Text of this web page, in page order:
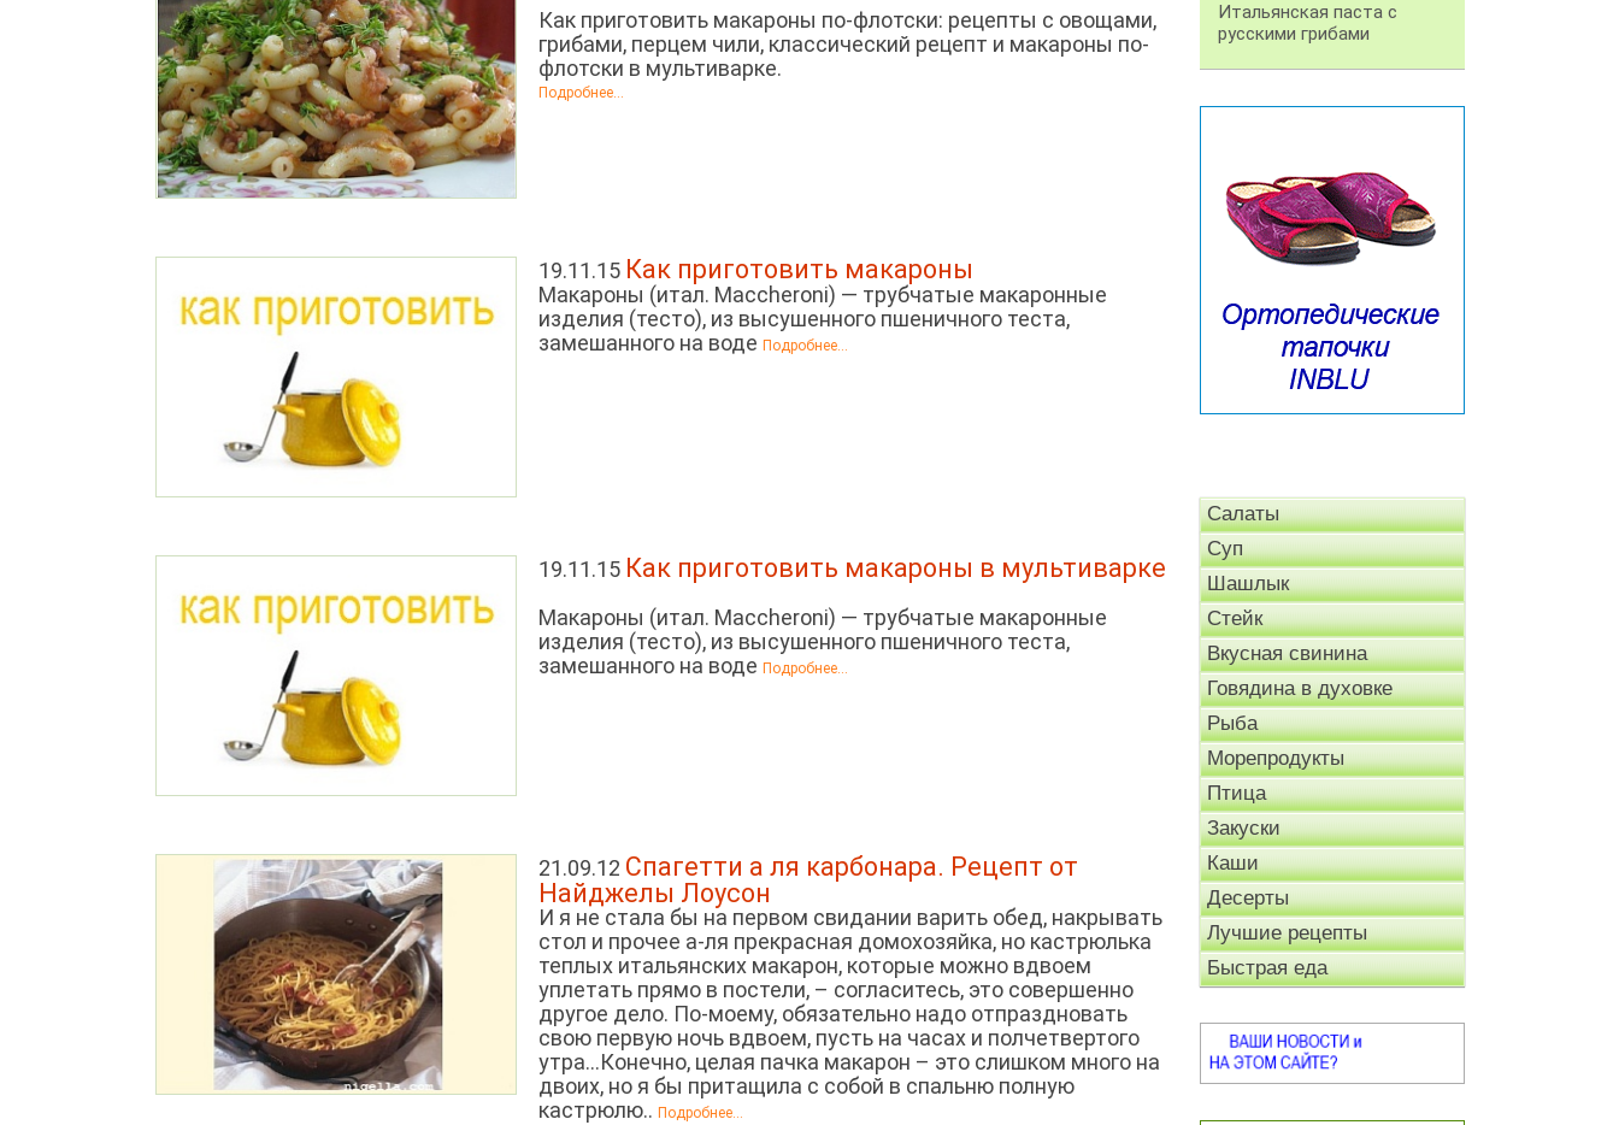
Как приготовить макароны по-флотски: рецепты с овощами,
грибами, перцем чили, классический рецепт и макароны по-
флотски в мультиварке.
Подробнее...
19.11.15 Как приготовить макароны
Макароны (итал. Maccheroni) — трубчатые макаронные
изделия (тесто), из высушенного пшеничного теста,
замешанного на водеПодробнее...
19.11.15 Как приготовить макароны в мультиварке
Макароны (итал. Maccheroni) — трубчатые макаронные
изделия (тесто), из высушенного пшеничного теста,
замешанного на водеПодробнее...
21.09.12 Спагетти а ля карбонара. Рецепт от
Найджелы Лоусон
И я не стала бы на первом свидании варить обед, накрывать
стол и прочее а-ля прекрасная домохозяйка, но кастрюлька
теплых итальянских макарон, которые можно вдвоем
уплетать прямо в постели, – согласитесь, это совершенно
другое дело. По-моему, обязательно надо отпраздновать
свою первую ночь вдвоем, пусть на часах и полчетвертого
утра...Конечно, целая пачка макарон – это слишком много на
двоих, но я бы притащила с собой в спальню полную
кастрюлю..Подробнее...
Итальянская паста с
русскими грибами
Салаты
Суп
Шашлык
Стейк
Вкусная свинина
Говядина в духовке
Рыба
Морепродукты
Птица
Закуски
Каши
Десерты
Лучшие рецепты
Быстрая еда